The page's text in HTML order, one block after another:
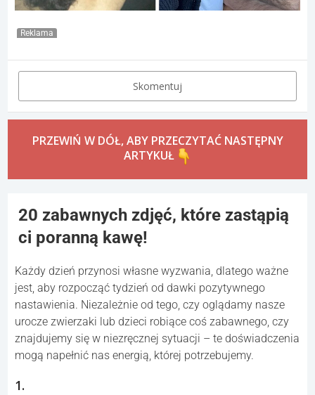
Reklama
Skomentuj
PRZEWIŃ W DÓŁ, ABY PRZECZYTAĆ NASTĘPNY
ARTYKUŁ
20 zabawnych zdjęć, które zastąpią
ci poranną kawę!
Każdy dzień przynosi własne wyzwania, dlatego ważne
jest, aby rozpocząć tydzień od dawki pozytywnego
nastawienia. Niezależnie od tego, czy oglądamy nasze
urocze zwierzaki lub dzieci robiące coś zabawnego, czy
znajdujemy się w niezręcznej sytuacji – te doświadczenia
mogą napełnić nas energią, której potrzebujemy.
1.